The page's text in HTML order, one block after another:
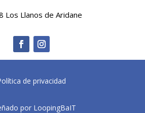
Los Llanos de Aridane
de privacidad
por LoopingBaIT